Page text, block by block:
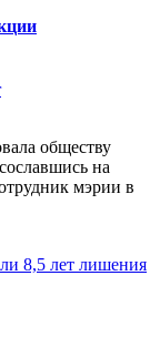
обществу
на
мэрии в